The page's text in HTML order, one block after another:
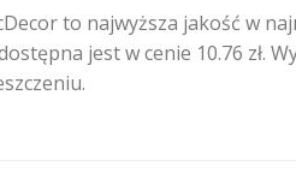
to najwyższa jakość w
jest w cenie 10.76 zł.